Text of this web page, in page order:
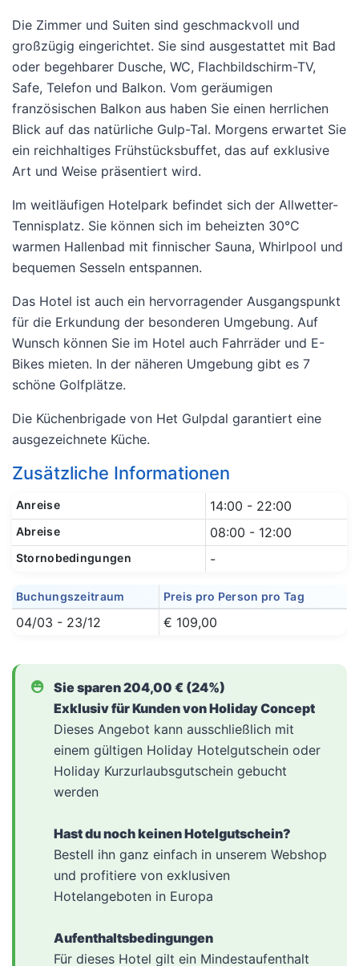
Die Zimmer und Suiten sind geschmackvoll und
großzügig eingerichtet. Sie sind ausgestattet mit Bad
oder begehbarer Dusche, WC, Flachbildschirm-TV,
Safe, Telefon und Balkon. Vom geräumigen
französischen Balkon aus haben Sie einen herrlichen
Blick auf das natürliche Gulp-Tal. Morgens erwartet Sie
ein reichhaltiges Frühstücksbuffet, das auf exklusive
Art und Weise präsentiert wird.
Im weitläufigen Hotelpark befindet sich der Allwetter-
Tennisplatz. Sie können sich im beheizten 30°C
warmen Hallenbad mit finnischer Sauna, Whirlpool und
bequemen Sesseln entspannen.
Das Hotel ist auch ein hervorragender Ausgangspunkt
für die Erkundung der besonderen Umgebung. Auf
Wunsch können Sie im Hotel auch Fahrräder und E-
Bikes mieten. In der näheren Umgebung gibt es 7
schöne Golfplätze.
Die Küchenbrigade von Het Gulpdal garantiert eine
ausgezeichnete Küche.
Zusätzliche Informationen
Anreise 14:00 - 22:00
Abreise 08:00 - 12:00
Stornobedingungen -
Buchungszeitraum Preis pro Person pro Tag
04/03 - 23/12 € 109,00
Sie sparen 204,00 € (24%)
Exklusiv für Kunden von Holiday Concept
Dieses Angebot kann ausschließlich mit
einem gültigen Holiday Hotelgutschein oder
Holiday Kurzurlaubsgutschein gebucht
werden
Hast du noch keinen Hotelgutschein?
Bestell ihn ganz einfach in unserem Webshop
und profitiere von exklusiven
Hotelangeboten in Europa
Aufenthaltsbedingungen
Für dieses Hotel gilt ein Mindestaufenthalt